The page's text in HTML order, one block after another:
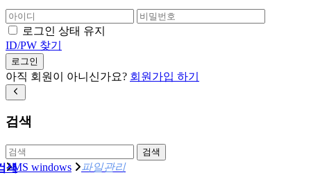
로그인 상태 유지
ID/PW 찾기
로그인
아직 회원이 아니신가요? 회원가입 하기
검색
검색
MS windows 파일관리
색